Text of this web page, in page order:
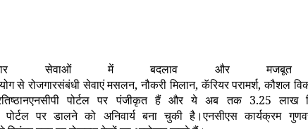
सेवाओं में बदलाव और
से रोजगारसंबंधी सेवाएं मसलन,नौकरी मिलान,कॅरियर परामर्श,कौशल
पोर्टल पर पंजीकृत हैं और ये अब तक 3.25 लाख
पर डालने को अनिवार्य बना चुकी है।एनसीएस कार्यक्रम